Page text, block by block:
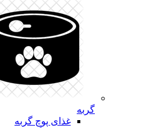
گربه
غذای پوچ گربه